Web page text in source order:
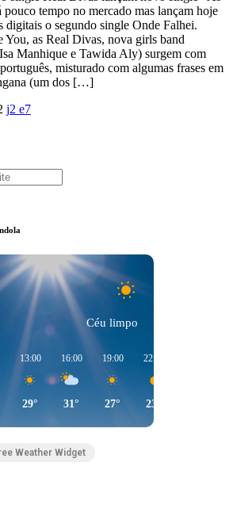
tempo no mercado mas lançam hoje
digitais o segundo single Onde Falhei.
You, as Real Divas, nova girls band
Manhique e Tawida Aly) surgem com
misturado com algumas frases em
(um dos […]
2 7
Céu limpo
13:00
29°
16:00
31°
19:00
27°
22:00
23°
Weather Widget